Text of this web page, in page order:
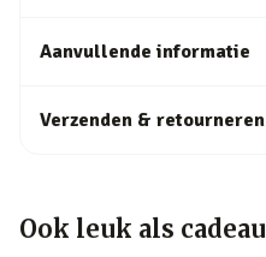
Aanvullende informatie
Verzenden & retourneren
Ook leuk als cadeau